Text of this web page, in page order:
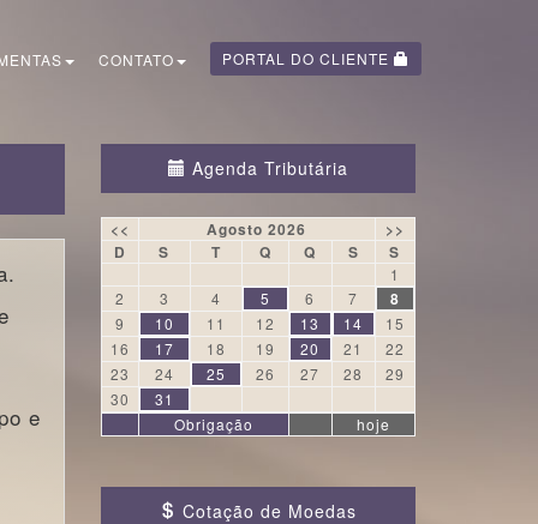
CONTATO PORTAL DO CLIENTE
e
Agenda Tributária
<< Agosto 2026
>>
D
S T Q Q S S
Obrigação hoje
1
2
3 4 5 6 7 8
9 10 11 12 13 14
15
16
17 18 19 20 21
22
23
24 25 26 27 28
29
30
31
Cotação de Moedas